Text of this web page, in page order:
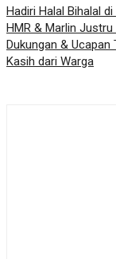
Hadiri Halal Bihalal
HMR & Marlin Justru
Dukungan & Ucapan
Kasih dari Warga